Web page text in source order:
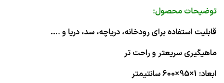
توضیحات محصول:
قابلیت استفاده برای رودخانه، دریاچه، سد، دریا و ….
ماهیگیری سریعتر و راحت تر
ابعاد: 1×95×600 سانتیمتر